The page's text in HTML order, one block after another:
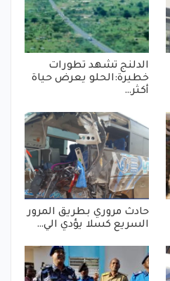
الدلنج تشهد تطورات
خطيرة:الحلو يعرض حياة
أكثر…
حادث مروري بطريق المرور
السريع كسلا يؤدي الي…